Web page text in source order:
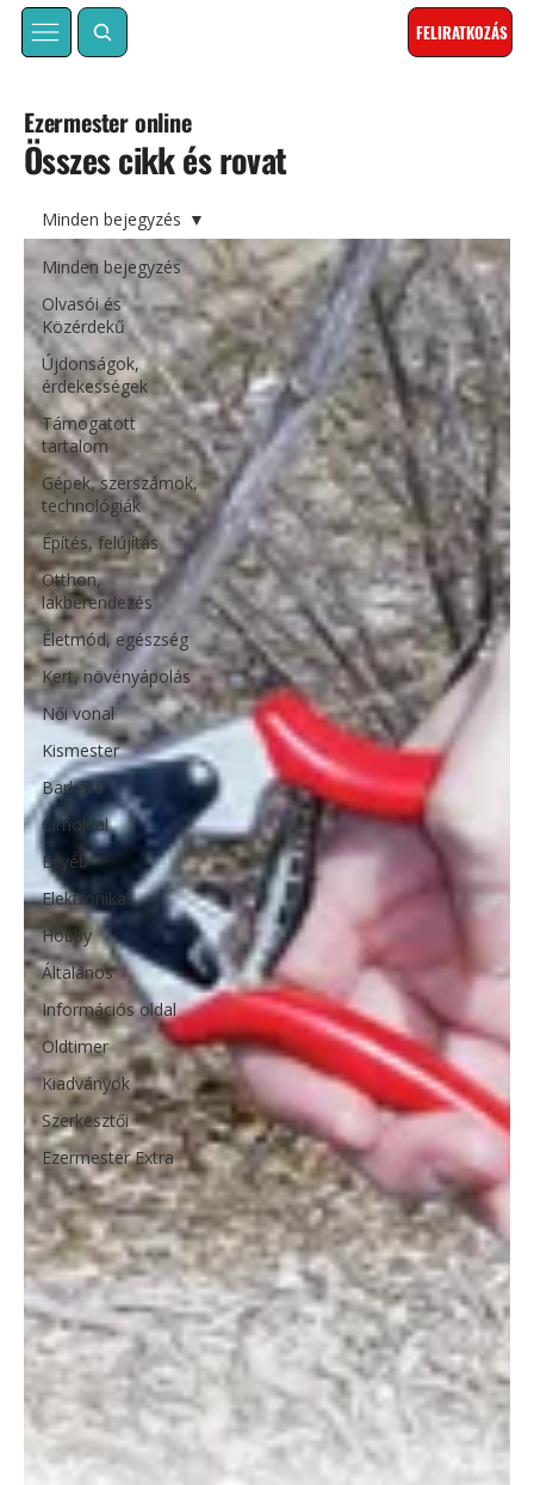
FELIRATKOZÁS
Összes cikk és rovat
Ezermester online
Minden bejegyzés
Olvasói és
Közérdekű
Újdonságok,
érdekességek
Támogatott
tartalom
Gépek, szerszámok,
technológiák
Építés, felújítás
Otthon,
lakberendezés
Életmód, egészség
Kert, növényápolás
Női vonal
Kismester
Barkács
Címoldal
Egyéb
Elektronika
Hobby
Általános
Információs oldal
Oldtimer
Kiadványok
Szerkesztői
Ezermester Extra
Minden bejegyzés